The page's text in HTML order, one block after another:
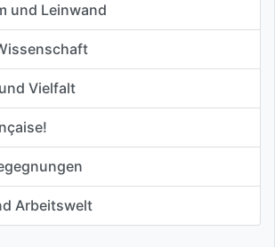
und Leinwand
Vielfalt
Arbeitswelt